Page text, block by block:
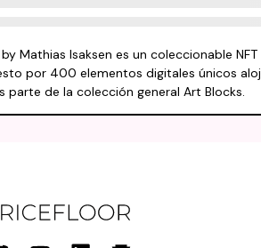
Mathias Isaksen es un coleccionable
por 400 elementos digitales únicos
parte de la colección general Art Blocks.